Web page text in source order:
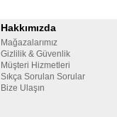
Hakkımızda
Mağazalarımız
Gizlilik & Güvenlik
Müşteri Hizmetleri
Sıkça Sorulan Sorular
Bize Ulaşın